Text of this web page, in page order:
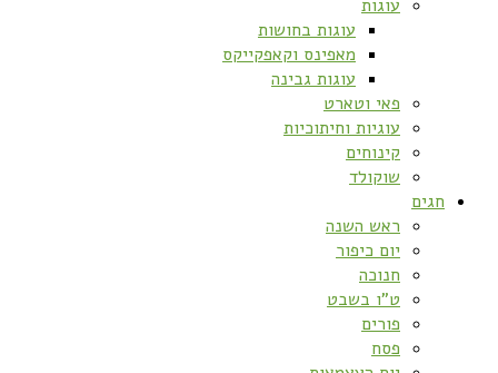
עוגות
עוגות בחושות
מאפינס וקאפקייקס
עוגות גבינה
פאי וטארט
עוגיות וחיתוכיות
קינוחים
שוקולד
חגים
ראש השנה
יום כיפור
חנוכה
ט”ו בשבט
פורים
פסח